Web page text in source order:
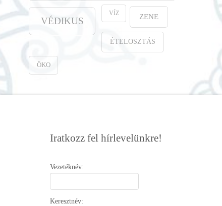
VÉDIKUS
VÍZ ZENE
ÉTELOSZTÁS
ÖKO
Iratkozz fel hírlevelünkre!
Vezetéknév:
Keresztnév: